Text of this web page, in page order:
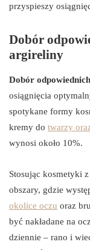
przyspieszy
Dobór
argireliny
Dobór
osiągnięcia
spotykane formy
kremy do twarzy
wynosi około 10%.
Stosując kosmetyki
obszary, gdzie
okolice oczu oraz
być nakładane na
dziennie – rano i